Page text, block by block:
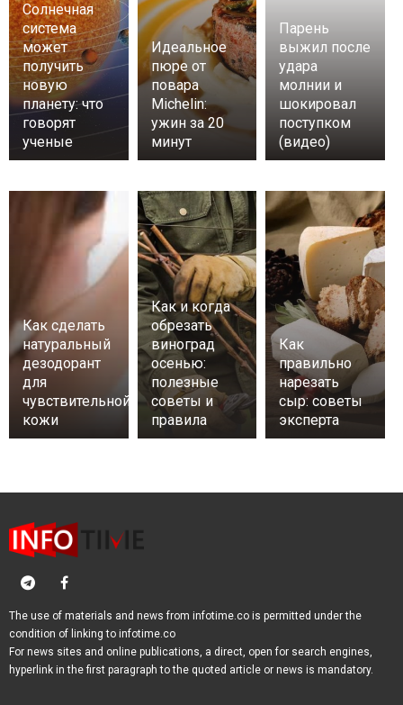
Солнечная
система
может
получить
новую
планету: что
говорят
ученые
Идеальное
пюре от
повара
Michelin:
ужин за 20
минут
Парень
выжил после
удара
молнии и
шокировал
поступком
(видео)
Как сделать
натуральный
дезодорант
для
чувствительной
кожи
Как и когда
обрезать
виноград
осенью:
полезные
советы и
правила
Как
правильно
нарезать
сыр: советы
эксперта
The use of materials and news from infotime.co is permitted under the
condition of linking to infotime.co
For news sites and online publications, a direct, open for search engines,
hyperlink in the first paragraph to the quoted article or news is mandatory.